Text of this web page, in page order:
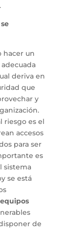
hacer un
deriva en
que
y
riesgo es el
accesos
para ser
es
sistema
se está
de